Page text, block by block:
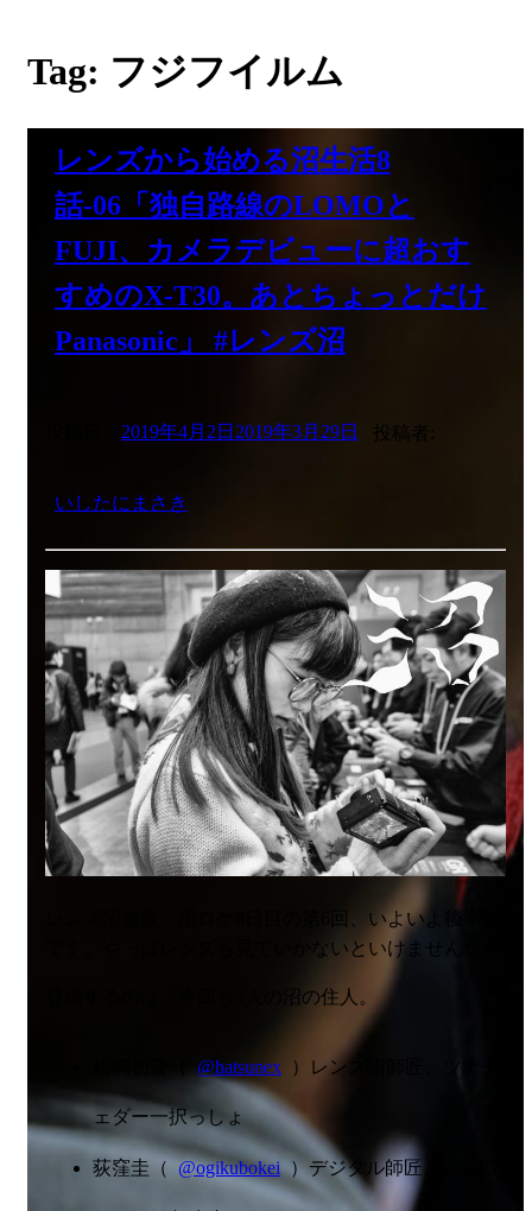
Tag: フジフイルム
レンズから始める沼生活8
話-06「独自路線のLOMOと
FUJI、カメラデビューに超おす
すめのX-T30。あとちょっとだけ
Panasonic」 #レンズ沼
2019年4月2日 2019年3月29日 投稿者:
いしたにまさき
レンズ沼連載、沼ロケ8日目の第6回、いよいよ後半戦
です。やっぱレンズも見ていかないといけませんな。
登場するのは、今回も3人の沼の住人。
@hatsunex ）レンズ沼師匠、 ツナチ
ェダー一択っしょ
荻窪圭（ @ogikubokei ）デジタル師匠、LOMO